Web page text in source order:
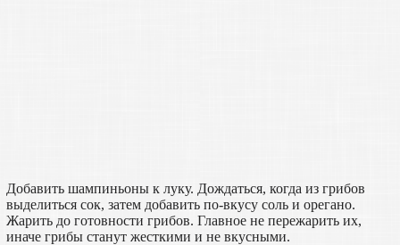
Добавить шампиньоны к луку. Дождаться, когда из грибов
выделиться сок, затем добавить по-вкусу соль и орегано.
Жарить до готовности грибов. Главное не пережарить их,
иначе грибы станут жесткими и не вкусными.